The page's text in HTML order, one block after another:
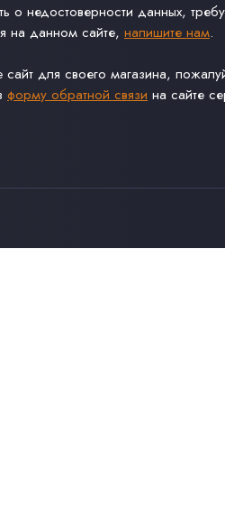
о недостоверности данных,
на данном сайте, напишите нам.
сайт для своего магазина,
форму обратной связи на сайте